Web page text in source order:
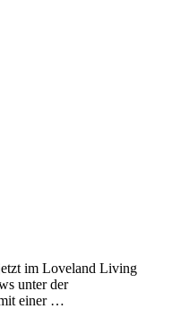
im Loveland Living
unter der
einer …